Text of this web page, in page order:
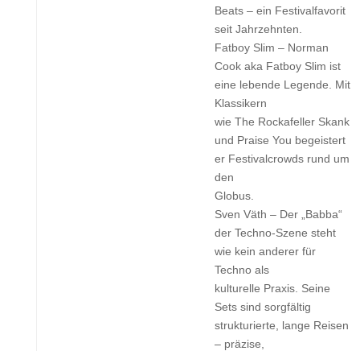
Beats – ein Festivalfavorit
seit Jahrzehnten.
Fatboy Slim – Norman
Cook aka Fatboy Slim ist
eine lebende Legende. Mit
Klassikern
wie The Rockafeller Skank
und Praise You begeistert
er Festivalcrowds rund um
den
Globus.
Sven Väth – Der „Babba“
der Techno-Szene steht
wie kein anderer für
Techno als
kulturelle Praxis. Seine
Sets sind sorgfältig
strukturierte, lange Reisen
– präzise,